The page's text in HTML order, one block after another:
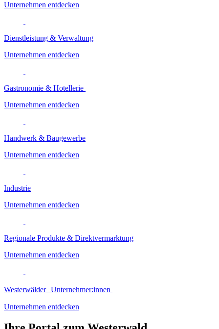
Unternehmen entdecken
Dienstleistung & Verwaltung
Unternehmen entdecken
Gastronomie & Hotellerie
Unternehmen entdecken
Handwerk & Baugewerbe
Unternehmen entdecken
Industrie
Unternehmen entdecken
Regionale Produkte & Direktvermarktung
Unternehmen entdecken
Westerwälder Unternehmer:innen
Unternehmen entdecken